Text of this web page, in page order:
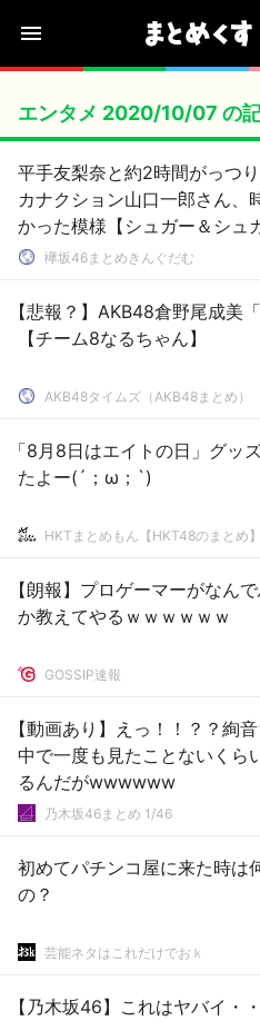
エンタメ 2020/10/07 の
平手友梨奈と約2時間がっつ
カナクション山口一郎さん、
かった模様【シュガー＆シュ
欅坂46まとめきんぐだむ
【悲報？】AKB48倉野尾成美
【チーム8なるちゃん】
AKB48タイムズ（AKB48まとめ）
「8月8日はエイトの日」グッ
たよー(´；ω；`)
HKTまとめもん【HKT48のまとめ】
【朗報】プロゲーマーがなん
か教えてやるｗｗｗｗｗｗ
GOSSIP速報
【動画あり】えっ！！？？絢
中で一度も見たことないくら
るんだがwwwwww
乃木坂46まとめ 1/46
初めてパチンコ屋に来た時は
の？
芸能ネタはこれだけでおｋ
【乃木坂46】これはヤバイ・